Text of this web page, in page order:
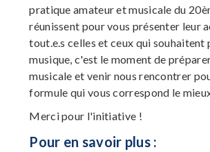
pratique amateur et musicale du
réunissent pour vous présenter leur
tout.e.s celles et ceux qui souhaitent
musique, c'est le moment de
musicale et venir nous rencontrer
formule qui vous correspond le
Merci pour l'initiative !
Pour en savoir plus :